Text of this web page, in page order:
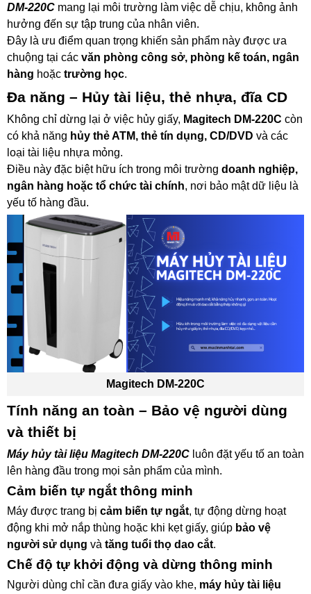
DM-220C mang lại môi trường làm việc dễ chịu, không ảnh
hưởng đến sự tập trung của nhân viên.
Đây là ưu điểm quan trọng khiến sản phẩm này được ưa
chuộng tại các văn phòng công sở, phòng kế toán, ngân
hàng hoặc trường học.
Đa năng – Hủy tài liệu, thẻ nhựa, đĩa CD
Không chỉ dừng lại ở việc hủy giấy, Magitech DM-220C còn
có khả năng hủy thẻ ATM, thẻ tín dụng, CD/DVD và các
loại tài liệu nhựa mỏng.
Điều này đặc biệt hữu ích trong môi trường doanh nghiệp,
ngân hàng hoặc tổ chức tài chính, nơi bảo mật dữ liệu là
yếu tố hàng đầu.
Magitech DM-220C
Tính năng an toàn – Bảo vệ người dùng
và thiết bị
Máy hủy tài liệu Magitech DM-220C luôn đặt yếu tố an toàn
lên hàng đầu trong mọi sản phẩm của mình.
Cảm biến tự ngắt thông minh
Máy được trang bị cảm biến tự ngắt, tự động dừng hoạt
động khi mở nắp thùng hoặc khi kẹt giấy, giúp bảo vệ
người sử dụng và tăng tuổi thọ dao cắt.
Chế độ tự khởi động và dừng thông minh
Người dùng chỉ cần đưa giấy vào khe, máy hủy tài liệu